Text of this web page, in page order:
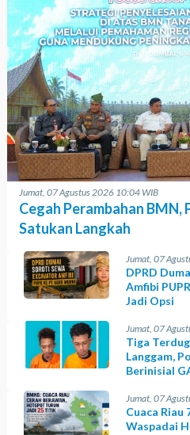
Jumat, 07 Agustus 2026 10:04 WIB
Cegah Perambahan BMN,
Satukan Langkah
Jumat, 07
DPRD
Amfibi
Jadi Opsi
Jumat, 07
Tiga
Langgam,
Berinisial
Jumat, 07
Cuaca Riau
Waspadai